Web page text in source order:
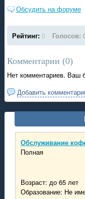
Обсудить на форуме
Рейтинг: 0 Голосов:
Комментарии (0)
Нет комментариев. Ваш
Добавить
Обслуживание
Полная
Возраст: до 65 лет
Образование: Не